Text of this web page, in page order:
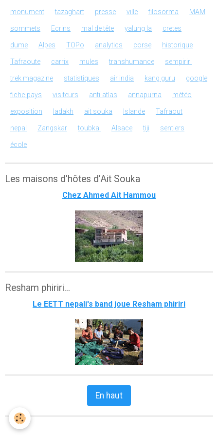
monument tazaghart presse ville filosorma MAM
sommets Ecrins mal de tête yalung la cretes
dume Alpes TOPo analytics corse historique
Tafraoute carrix mules transhumance sempiriri
trek magazine statistiques air india kang guru google
fiche-pays visiteurs anti-atlas annapurna météo
exposition ladakh ait souka Islande Tafraout
nepal Zangskar toubkal Alsace tiji sentiers
école
Les maisons d'hôtes d'Ait Souka
Chez Ahmed Ait Hammou
Resham phiriri...
Le EETT nepali's band joue Resham phiriri
En haut